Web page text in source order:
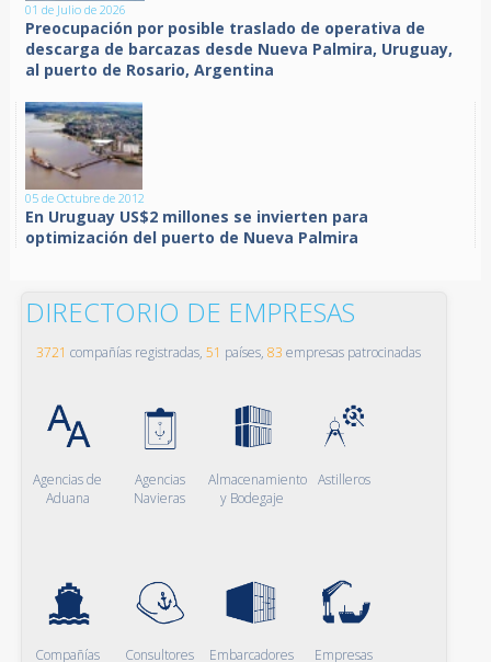
01 de Julio de 2026
Preocupación por posible traslado de operativa de
descarga de barcazas desde Nueva Palmira, Uruguay,
al puerto de Rosario, Argentina
05 de Octubre de 2012
En Uruguay US$2 millones se invierten para
optimización del puerto de Nueva Palmira
DIRECTORIO DE EMPRESAS
3721 compañías registradas, 51 países, 83 empresas patrocinadas
Agencias de
Aduana
Agencias
Navieras
Almacenamiento
y Bodegaje
Astilleros
Compañías
Consultores
Embarcadores
Empresas